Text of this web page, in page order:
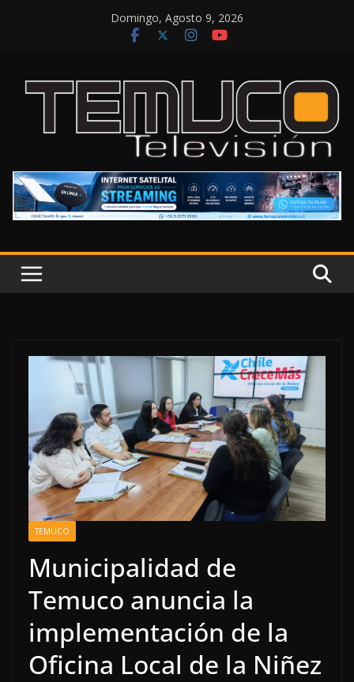
Domingo, Agosto 9, 2026
TEMUCO
Municipalidad de
Temuco anuncia la
implementación de la
Oficina Local de la Niñez